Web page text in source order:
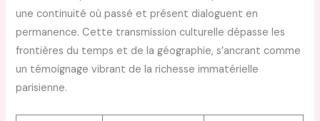
une continuité où passé et présent dialoguent en
permanence. Cette transmission culturelle dépasse les
frontières du temps et de la géographie, s’ancrant comme
un témoignage vibrant de la richesse immatérielle
parisienne.